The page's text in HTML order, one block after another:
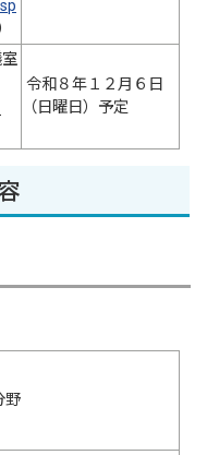
令和８年１２月６日
（日曜日）予定
野